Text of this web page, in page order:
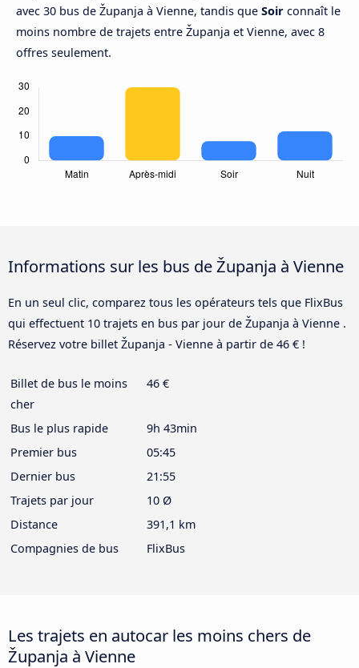
avec 30 bus de Županja à Vienne, tandis que Soir connaît le
moins nombre de trajets entre Županja et Vienne, avec 8
offres seulement.
Informations sur les bus de Županja à Vienne
En un seul clic, comparez tous les opérateurs tels que FlixBus
qui effectuent 10 trajets en bus par jour de Županja à Vienne .
Réservez votre billet Županja - Vienne à partir de 46 € !
Billet de bus le moins
cher
46 €
Bus le plus rapide
9h 43min
Premier bus
05:45
Dernier bus
21:55
Trajets par jour
10 Ø
Distance
391,1 km
Compagnies de bus
FlixBus
Les trajets en autocar les moins chers de
Županja à Vienne